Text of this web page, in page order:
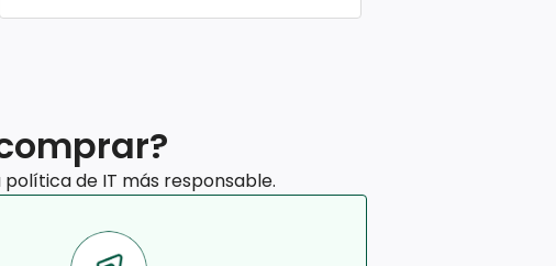
de IT más responsable.